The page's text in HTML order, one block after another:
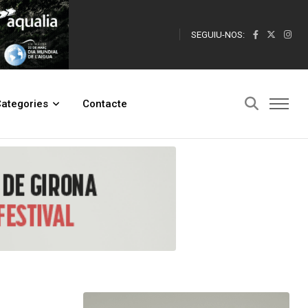
SEGUIU-NOS:
Contacte